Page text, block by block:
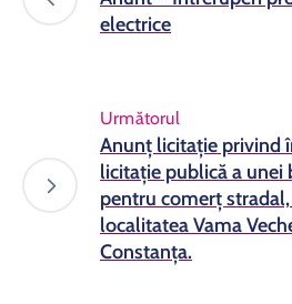
electrice
Următorul
Anunț licitație privind
licitație publică a unei
pentru comerț
localitatea Vama
Constanța.